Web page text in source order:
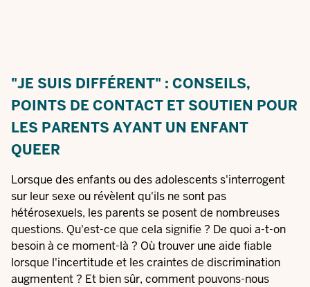
"JE SUIS DIFFÉRENT" : CONSEILS,
POINTS DE CONTACT ET SOUTIEN POUR
LES PARENTS AYANT UN ENFANT
QUEER
Lorsque des enfants ou des adolescents s'interrogent
sur leur sexe ou révèlent qu'ils ne sont pas
hétérosexuels, les parents se posent de nombreuses
questions. Qu'est-ce que cela signifie ? De quoi a-t-on
besoin à ce moment-là ? Où trouver une aide fiable
lorsque l'incertitude et les craintes de discrimination
augmentent ? Et bien sûr, comment pouvons-nous